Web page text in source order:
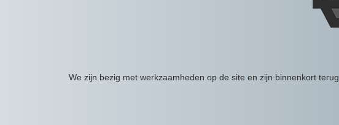
We zijn bezig met werkzaamheden op de site en zijn binnenkort terug.